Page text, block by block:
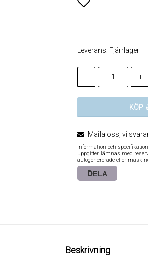
Leverans: Fjärrlager
- +
KÖP
Maila oss, vi
Information och
uppgifter lämnas med
autogenererade eller
DELA
Beskrivning